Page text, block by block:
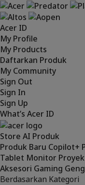
Acer ID
My Profile
My Products
Daftarkan Produk
My Community
Sign Out
Sign In
Sign Up
What’s Acer ID
Store AI Produk
Produk Baru Copilot+
Tablet Monitor
Aksesori Gaming
Berdasarkan Kategori